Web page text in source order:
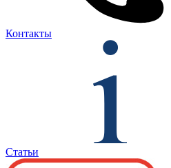
Контакты
Статьи